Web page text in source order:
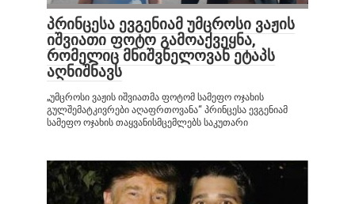
პრინცესა ევგენიამ უმცროსი ვაჟის
იშვიათი ფოტო გამოაქვეყნა,
რომელიც მნიშვნელოვან ეტაპს
აღნიშნავს
„უმცროსი ვაჟის იშვიათმა ფოტომ სამეფო ოჯახის
გულშემატკივრები აღაფრთოვანა“ პრინცესა ევგენიამ
სამეფო ოჯახის თაყვანისმცემლებს საკუთარი